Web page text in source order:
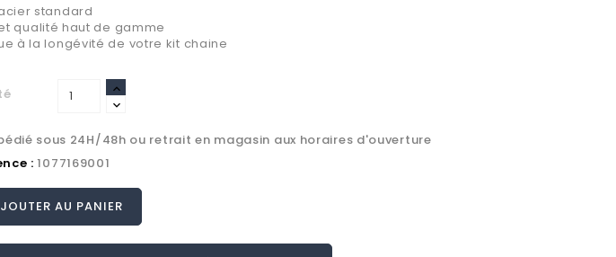
standard
qualité haut de gamme
à la longévité de votre kit chaine
sous 24H/48h ou retrait en magasin aux horaires d'ouverture
: 1077169001
AU PANIER